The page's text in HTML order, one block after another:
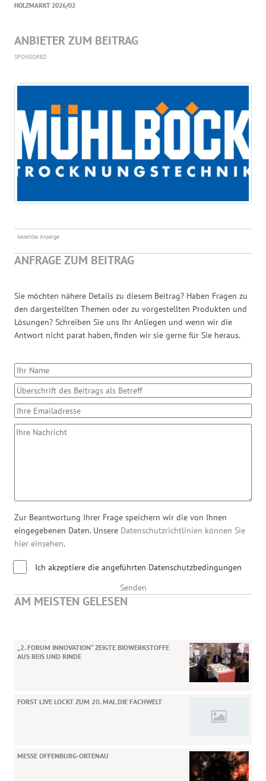
HOLZMARKT 2026/02
ANBIETER ZUM BEITRAG
SPONSORED
bezahlte Anzeige
ANFRAGE ZUM BEITRAG
Sie möchten nähere Details zu diesem Beitrag? Haben Fragen zu
den dargestellten Themen oder zu vorgestellten Produkten und
Lösungen? Schreiben Sie uns Ihr Anliegen und wenn wir die
Antwort nicht parat haben, finden wir sie gerne für Sie heraus.
Zur Beantwortung Ihrer Frage speichern wir die von Ihnen
eingegebenen Daten. Unsere Datenschutzrichtlinien können Sie
hier einsehen.
Ich akzeptiere die angeführten Datenschutzbedingungen
Senden
AM MEISTEN GELESEN
„2. FORUM INNOVATION“ ZEIGTE BIOWERKSTOFFE
AUS REIS UND RINDE
FORST LIVE LOCKT ZUM 20. MAL DIE FACHWELT
MESSE OFFENBURG-ORTENAU